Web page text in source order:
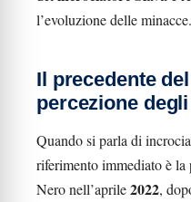
l’evoluzione delle minacce.
Il precedente
percezione
Quando si parla di
riferimento immediato è la
Nero nell’aprile2022,